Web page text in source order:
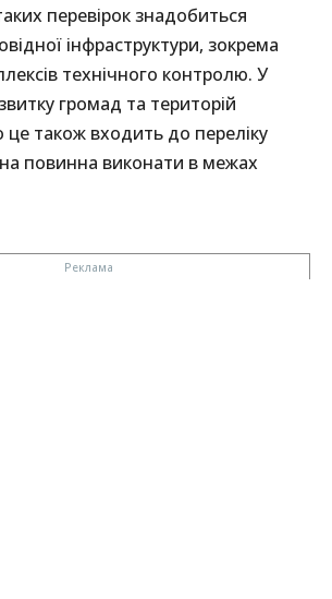
перевірок знадобиться
інфраструктури, зокрема
технічного контролю. У
громад та територій
також входить до переліку
повинна виконати в межах